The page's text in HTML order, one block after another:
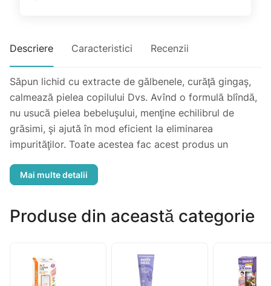
Descriere Caracteristici Recenzii
Săpun lichid cu extracte de gălbenele, curăţă gingaş,
calmează pielea copilului Dvs. Avînd o formulă blîndă,
nu usucă pielea bebeluşului, menţine echilibrul de
grăsimi, şi ajută în mod eficient la eliminarea
impurităţilor. Toate acestea fac acest produs un
corpului. Nu conţine coloranţi
Volum 300 ml
Produse din această categorie